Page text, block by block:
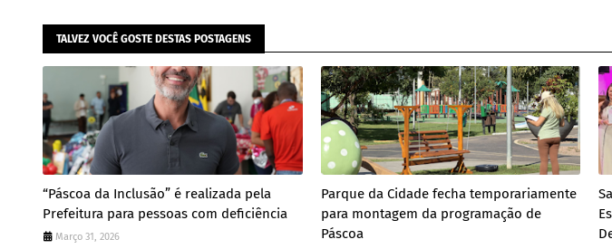
TALVEZ VOCÊ GOSTE DESTAS POSTAGENS
“Páscoa da Inclusão” é realizada pela
Prefeitura para pessoas com deficiência
Março 31, 2026
Parque da Cidade fecha temporariamente
para montagem da programação de
Páscoa